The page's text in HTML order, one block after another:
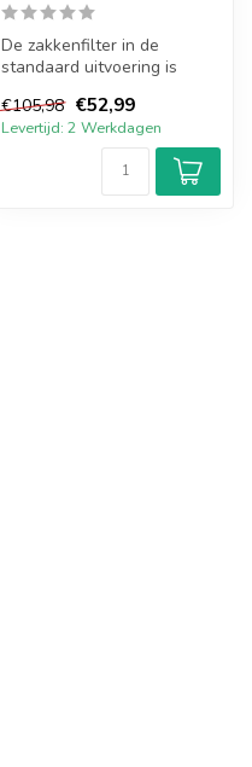
De zakkenfilter in de
standaard uitvoering is
behuizing...
€105,98 €52,99
Levertijd: 2 Werkdagen